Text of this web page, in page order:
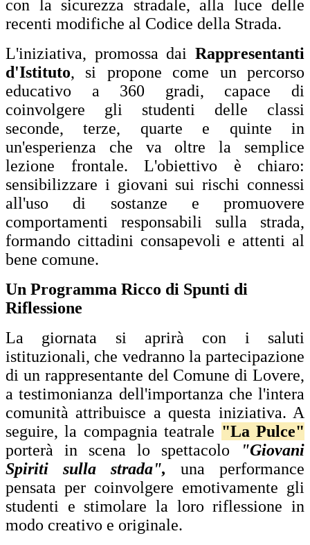
con la sicurezza stradale, alla luce delle
recenti modifiche al Codice della Strada.
L'iniziativa, promossa dai Rappresentanti
d'Istituto, si propone come un percorso
educativo a 360 gradi, capace di
coinvolgere gli studenti delle classi
seconde, terze, quarte e quinte in
un'esperienza che va oltre la semplice
lezione frontale. L'obiettivo è chiaro:
sensibilizzare i giovani sui rischi connessi
all'uso di sostanze e promuovere
comportamenti responsabili sulla strada,
formando cittadini consapevoli e attenti al
bene comune.
Un Programma Ricco di Spunti di
Riflessione
La giornata si aprirà con i saluti
istituzionali, che vedranno la partecipazione
di un rappresentante del Comune di Lovere,
a testimonianza dell'importanza che l'intera
comunità attribuisce a questa iniziativa. A
seguire, la compagnia teatrale "La Pulce"
porterà in scena lo spettacolo
"Giovani
Spiriti sulla strada", una performance
pensata per coinvolgere emotivamente gli
studenti e stimolare la loro riflessione in
modo creativo e originale.